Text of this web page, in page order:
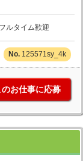
ルタイム歓迎
125571sy_4k
のお仕事に応募